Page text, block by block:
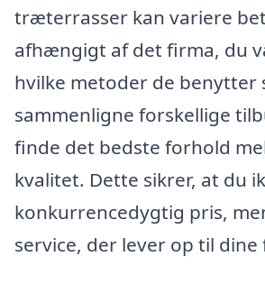
træterrasser kan variere
afhængigt af det firma, du
hvilke metoder de benytter
sammenligne forskellige
finde det bedste forhold
kvalitet. Dette sikrer, at du
konkurrencedygtig pris,
service, der lever op til